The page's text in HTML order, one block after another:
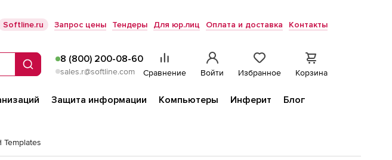
Softline.ru Запрос цены Тендеры Для юр.лиц Оплата и доставка Контакты
Поиск
8 (800) 200-08-60
sales.r@softline.com Сравнение Войти Избранное Корзина
Защита информации Компьютеры Инферит
Блог
Templates